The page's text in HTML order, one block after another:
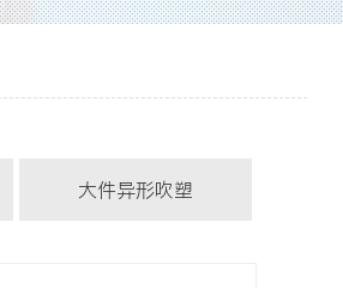
大件异形吹塑